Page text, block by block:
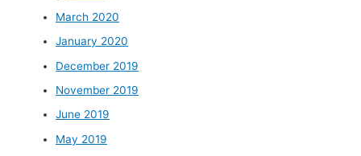
March 2020
January 2020
December 2019
November 2019
June 2019
May 2019